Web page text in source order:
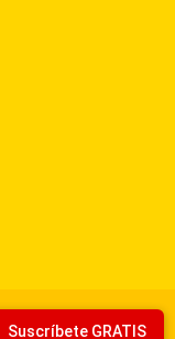
Suscríbete GRATIS